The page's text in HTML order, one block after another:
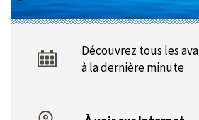
Découvrez tous les
à la dernière minute